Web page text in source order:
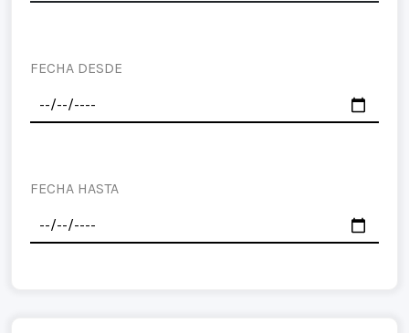
FECHA DESDE
FECHA HASTA